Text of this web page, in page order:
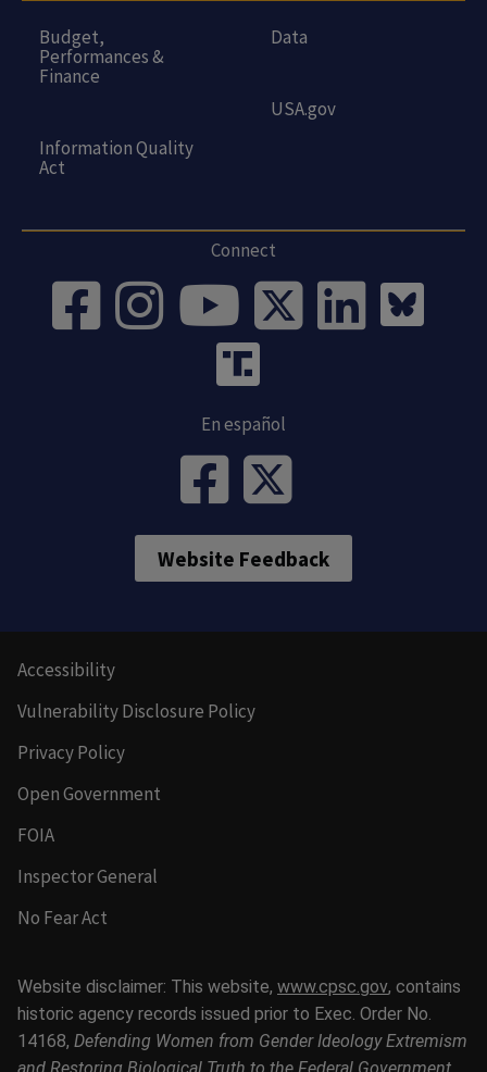
Budget,
Performances &
Finance
Information Quality
Act
Data
USA.gov
Connect
En español
Website Feedback
Accessibility
Vulnerability Disclosure Policy
Privacy Policy
Open Government
FOIA
Inspector General
No Fear Act
Website disclaimer: This website, www.cpsc.gov, contains
historic agency records issued prior to Exec. Order No.
14168, Defending Women from Gender Ideology Extremism